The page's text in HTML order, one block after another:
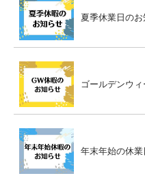
夏季休業日の
ゴールデンウ
年末年始の休